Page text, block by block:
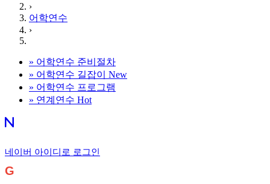
›
어학연수
›
» 어학연수 준비절차
» 어학연수 길잡이
New
» 어학연수 프로그램
» 연계연수 Hot
네이버 아이디로 로그인
G